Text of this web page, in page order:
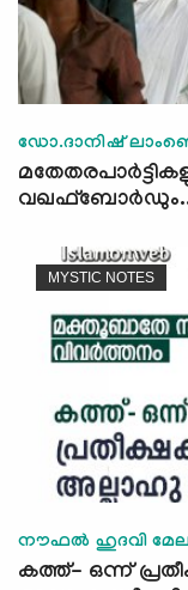
ഡോ.ദാനിഷ്
MYSTIC NOTES
നൗഫൽ ഹുദവി
കത്ത്- ഒന്ന്